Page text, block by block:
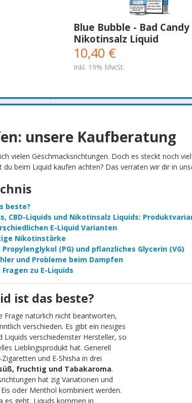
Blue Bubble - Bad Candy
Nikotinsalz Liquid
10,40 €
Inkl. 19% MwSt.
unsere Kaufberatung
vielen Geschmacksrichtungen. Doch es steckt noch
du beim Liquid kaufen achten? Das verraten wir dir in
beste?
CBD-Liquids und Nikotinsalz Liquids:
E-Liquid Varianten
Nikotinstärke
(PG) und pflanzliches Glycerin (VG)
und Probleme beim Dampfen
zu E-Liquids
ist das beste?
Frage natürlich nicht beantworten,
verschieden. Es gibt ein riesiges
Liquids verschiedenster Hersteller, so
Lieblingsprodukt hat. Generell
und E-Shisha in drei
fruchtig und Tabakaroma.
hat zig Variationen und
oder Menthol kombiniert werden.
es geht, Liquds kommen in